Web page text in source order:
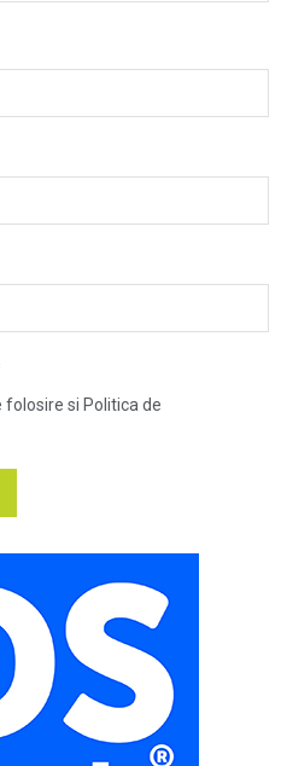
folosire si Politica de